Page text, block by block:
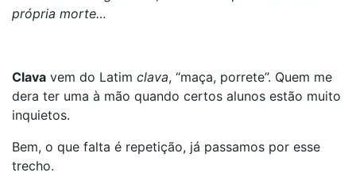
própria morte…
Clava vem do Latim clava, “maça, porrete”. Quem me
dera ter uma à mão quando certos alunos estão muito
inquietos.
Bem, o que falta é repetição, já passamos por esse
trecho.